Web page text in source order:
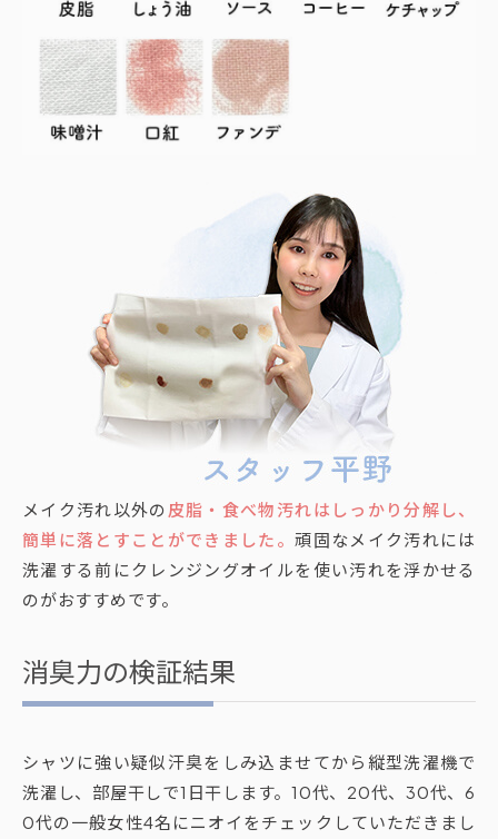
メイク汚れ以外の 皮脂・食べ物汚れはしっかり分解し、
簡単に落とすことができました。頑固なメイク汚れには
洗濯する前にクレンジングオイルを使い汚れを浮かせる
のがおすすめです。
消臭力の検証結果
シャツに強い疑似汗臭をしみ込ませてから縦型洗濯機で
洗濯し、部屋干しで1日干します。10代、20代、30代、6
0代の一般女性4名にニオイをチェックしていただきまし